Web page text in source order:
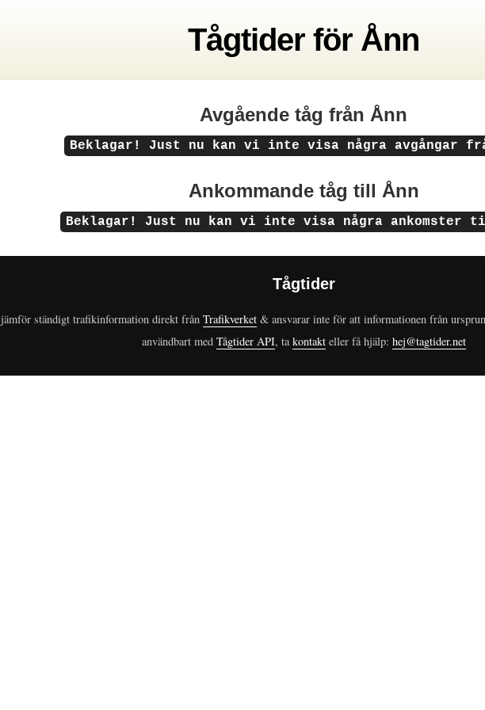
Tågtider för Ånn
Avgående tåg från Ånn
Beklagar! Just nu kan vi inte visa några avgångar
Ankommande tåg till Ånn
Beklagar! Just nu kan vi inte visa några ankomster
Tågtider
jämför ständigt trafikinformation direkt från Trafikverket & ansvarar inte för att informationen från
användbart med Tågtider API, takontakteller få hjälp: hej@tagtider.net